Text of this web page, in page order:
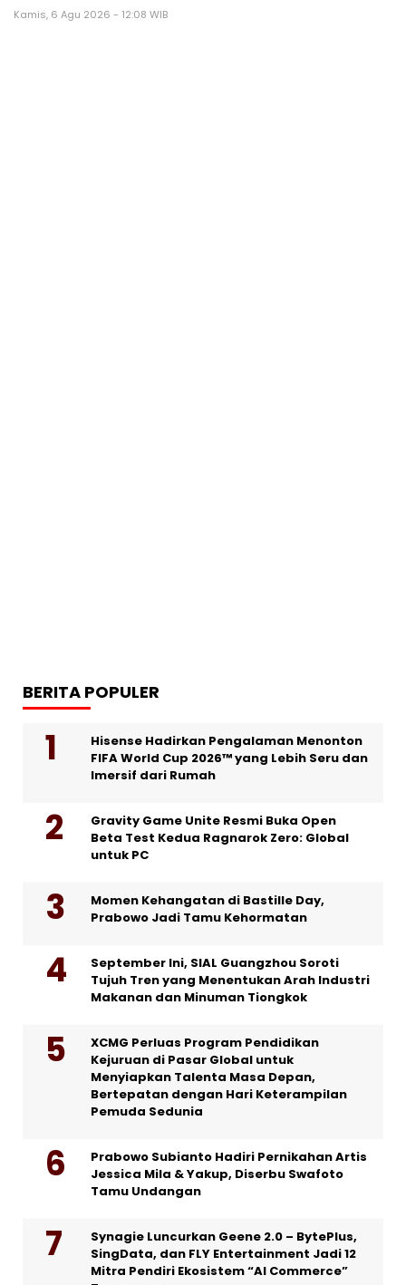
Kamis, 6 Agu 2026 - 12:08 WIB
BERITA POPULER
Hisense Hadirkan Pengalaman Menonton
FIFA World Cup 2026™ yang Lebih Seru dan
Imersif dari Rumah
Gravity Game Unite Resmi Buka Open
Beta Test Kedua Ragnarok Zero: Global
untuk PC
Momen Kehangatan di Bastille Day,
Prabowo Jadi Tamu Kehormatan
September Ini, SIAL Guangzhou Soroti
Tujuh Tren yang Menentukan Arah Industri
Makanan dan Minuman Tiongkok
XCMG Perluas Program Pendidikan
Kejuruan di Pasar Global untuk
Menyiapkan Talenta Masa Depan,
Bertepatan dengan Hari Keterampilan
Pemuda Sedunia
Prabowo Subianto Hadiri Pernikahan Artis
Jessica Mila & Yakup, Diserbu Swafoto
Tamu Undangan
Synagie Luncurkan Geene 2.0 – BytePlus,
SingData, dan FLY Entertainment Jadi 12
Mitra Pendiri Ekosistem “AI Commerce”